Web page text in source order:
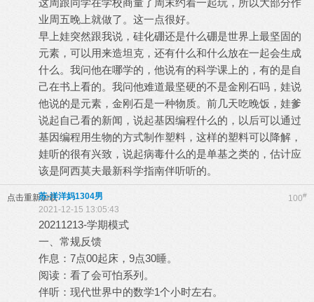
这周跟同学在学校商量了周末约着一起玩，所以大部分作
业周五晚上就做了。这一点很好。
早上娃突然跟我说，硅化硼还是什么硼是世界上最坚固的
元素，可以用来造坦克，还有什么和什么放在一起会生成
什么。我问他在哪学的，他说有的科学课上的，有的是自
己在书上看的。我问他难道最坚硬的不是金刚石吗，娃说
他说的是元素，金刚石是一种物质。前几天吃晚饭，娃爹
说起自己看的新闻，说起基因编程什么的，以后可以通过
基因编程用生物的方式制作塑料，这样的塑料可以降解，
娃听的很有兴致，说起病毒什么的是单基之类的，估计应
该是阿西莫夫最新科学指南伴听听的。
点击重新加载 100#
苏-洋洋妈1304男
2021-12-15 13:05:43
20211213-学期模式
一、常规反馈
作息：7点00起床，9点30睡。
阅读：看了会可怕系列。
伴听：现代世界中的数学1个小时左右。